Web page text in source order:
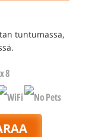
tuntumassa,
x 8